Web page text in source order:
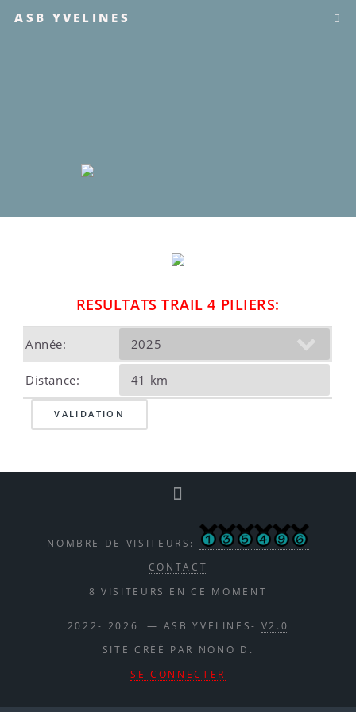
ASB YVELINES
RESULTATS TRAIL 4 PILIERS:
Année:
Distance:
NOMBRE DE VISITEURS:
CONTACT
8 VISITEURS EN CE MOMENT
2022- 2026 — ASB YVELINES- V2.0
SITE CRÉÉ PAR NONO D.
SE CONNECTER